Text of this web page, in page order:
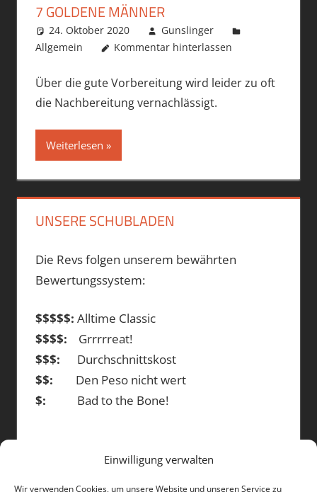
Einwilligung verwalten
Wir verwenden Cookies, um unsere Website und unseren Service zu
7 GOLDENE MÄNNER
24. Oktober 2020
Gunslinger
Allgemein
Kommentar hinterlassen
Über die gute Vorbereitung wird leider zu oft
die Nachbereitung vernachlässigt.
Weiterlesen
UNSERE SCHUBLADEN
Die Revs folgen unserem bewährten
Bewertungssystem:
$$$$$: Alltime Classic
$$$$: Grrrrreat!
$$$: Durchschnittskost
$$: Den Peso nicht wert
$: Bad to the Bone!